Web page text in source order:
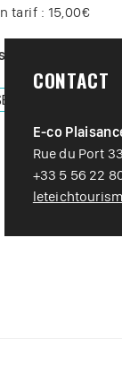
tarif : 15,00€
CONTACT
E-co
Rue du Port
+33 5 56 22